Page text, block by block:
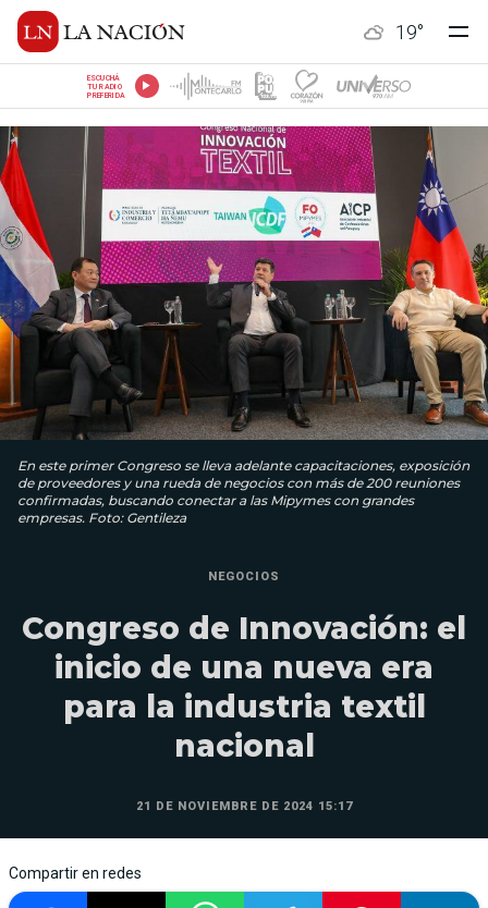
19°
ESCUCHÁ
TU RADIO
PREFERIDA
En este primer Congreso se lleva adelante capacitaciones, exposición
de proveedores y una rueda de negocios con más de 200 reuniones
confirmadas, buscando conectar a las Mipymes con grandes
empresas. Foto: Gentileza
NEGOCIOS
Congreso de Innovación: el
inicio de una nueva era
para la industria textil
nacional
21 DE NOVIEMBRE DE 2024 15:17
Compartir en redes